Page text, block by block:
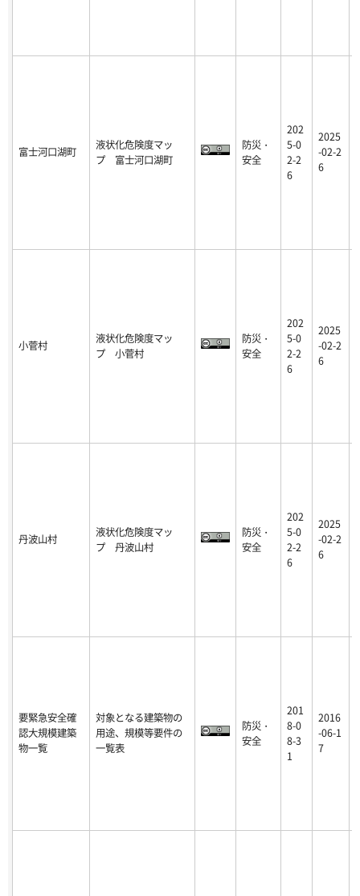
富士河口湖町
液状化危険度マッ
プ 富士河口湖町
防災・
安全
202
5-0
2-2
6
2025
-02-2
6
小菅村
液状化危険度マッ
プ 小菅村
防災・
安全
202
5-0
2-2
6
2025
-02-2
6
丹波山村
液状化危険度マッ
プ 丹波山村
防災・
安全
202
5-0
2-2
6
2025
-02-2
6
要緊急安全確
認大規模建築
物一覧
対象となる建築物の
用途、規模等要件の
一覧表
防災・
安全
201
8-0
8-3
1
2016
-06-1
7